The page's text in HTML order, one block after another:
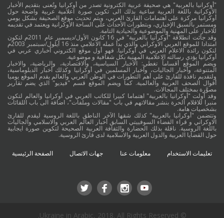
"أوكرانيا بالعربية" هي صحيفة عربية الكترونية تصدر من أوكرانيا وتُعنى بتقديم الأخبار
الأوكرانية باللغة العربية ساعية بذلك الى تكوين صورة اعلامية عربية واضحة حول
أوكرانيا مركزة على اهتمامات القارئ العربي، ويتم تحديث موقع الصحيفة بشكل يومي
ومستمر بالسبق الإخباري، وبتطورات الأحداث على الساحة الأوكرانية ويعتمد في تقديمه
للاخبار على المهنية والموضوعية والحيادية التامة.
وقد جائت انطلاقة "أوكرانيا بالعربية" في 16 كانون الأول/ديسمبر عام 2011م لتكون
امتدادا للموقع العربي الاوكراني والذي بدأ عمله الاعلامي منذ 16 أيلول/سبتمبر 2003م
لتكون رائدة الاعلام العربي في أوكرانيا. فهو أول موقع الكتروني أخباري عربي في
أوكرانيا يؤدي رسالته الاعلامية المهنية بكل شفافية و موضوعية.
ويضم الموقع أقساماً تغطي: الأخبار السياسية، والاقتصادية، والرياضية، والاخبار
المتنوعة، وأخبار الجاليات، وأخبار المسلمين في أوكرانيا وكذلك أخبار الدبلوماسية،
ولتقديم نافذة للقارئ على أهم التطورات في الوطن العربي والعالم يقدم الموقع يوميا
أقوال الصحف العربية والعالمية. كما ويضم الموقع قسم "فيديو" الذي يضم تقارير
مصوَّرة بمختلف المجالات.
وقد أولت "أوكرانيا بالعربية" اهتماما كبيرا للكاتب العربي في أوكرانيا والعالم لتكون
منبرا للاقلام الحرة بنشر مقالاتهم في باب "مقالات وملفات"، اضافة الى باب اللقائات
بشخصيات هامة.
وتتضمن "أوكرانيا بالعربية" كذلك شقها الآخر الناطق باللغة الروسية ليقدم للقارئ
الاوكراني و قراء الفضاء السوفييتي السابق أخبار العالم العربي والاسلامي والجاليات
باللغة الروسية. ناقلة بذلك الحضارة والثقافة العربية الصحيحة لتكوين صورة ايجابية
حول القضايا العربية والدول العربية والاسلامية لدى قارئ الروسية.
تعليمات الاستخدام معلومات عنا جهات الاتصال الصفحة الرئيسية
© Ukraine in Arabic, 2018. All Rights Reserved.